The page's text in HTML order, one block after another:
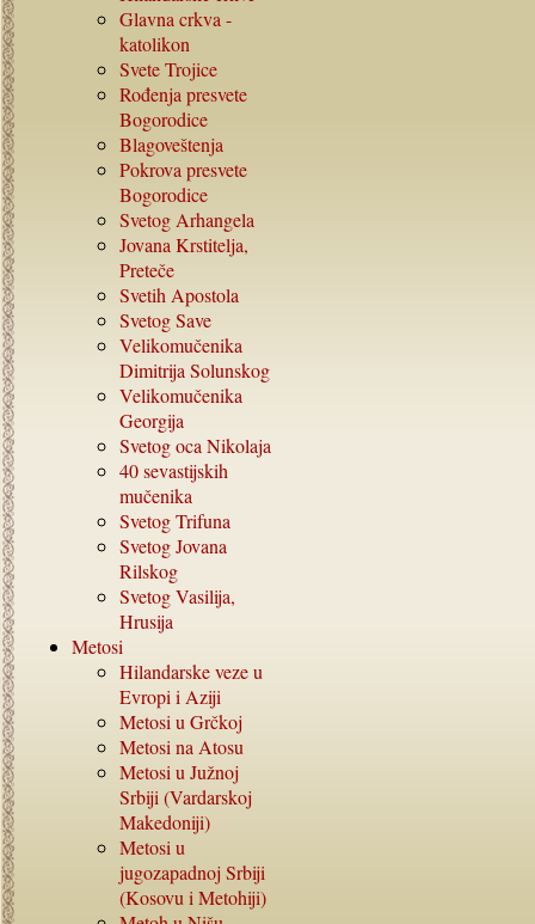
Glavna crkva -
katolikon
Svete Trojice
Rođenja presvete
Bogorodice
Blagoveštenja
Pokrova presvete
Bogorodice
Svetog Arhangela
Jovana Krstitelja,
Preteče
Svetih Apostola
Svetog Save
Velikomučenika
Dimitrija Solunskog
Velikomučenika
Georgija
Svetog oca Nikolaja
40sevastijskih
mučenika
Svetog Trifuna
Svetog Jovana
Rilskog
Svetog Vasilija,
Hrusija
Metosi
Hilandarske veze u
Evropi i Aziji
Metosi u Grčkoj
Metosi na Atosu
Metosi u Južnoj
Srbiji (Vardarskoj
Makedoniji)
Metosi u
jugozapadnoj Srbiji
(Kosovu i Metohiji)